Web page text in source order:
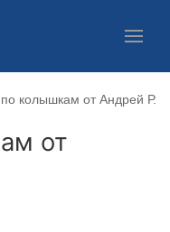
колышкам от Андрей Р.
от